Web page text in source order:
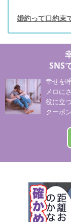
婚約って口約束
SNS
幸せを
メロに
役に立
クーポ